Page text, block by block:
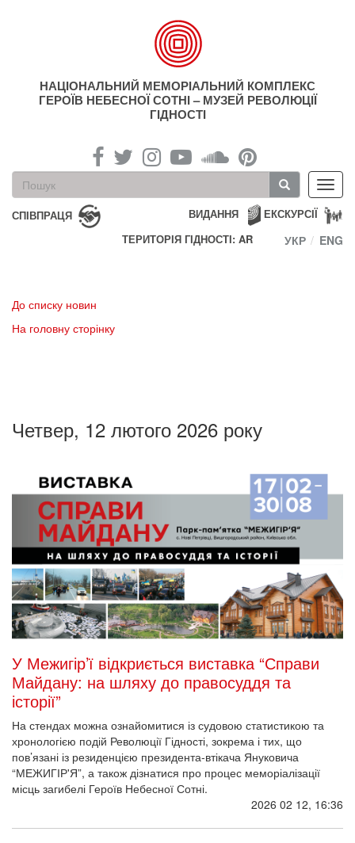
НАЦІОНАЛЬНИЙ МЕМОРІАЛЬНИЙ КОМПЛЕКС
ГЕРОЇВ НЕБЕСНОЇ СОТНІ – МУЗЕЙ РЕВОЛЮЦІЇ
ГІДНОСТІ
Пошукова
форма
Пошук
СПІВПРАЦЯ ЕКСКУРСІЇ
ВИДАННЯ
ТЕРИТОРІЯ ГІДНОСТІ: AR
УКР ENG
До списку новин
На головну сторінку
Четвер, 12 лютого 2026 року
У Межигір’ї відкриється виставка “Справи
Майдану: на шляху до правосуддя та
історії”
На стендах можна ознайомитися із судовою статистикою та
хронологією подій Революції Гідності, зокрема і тих, що
пов’язані із резиденцією президента-втікача Януковича
“МЕЖИГІР'Я”, а також дізнатися про процес меморіалізації
місць загибелі Героїв Небесної Сотні.
2026 02 12, 16:36